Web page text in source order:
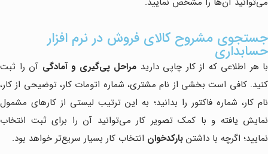
جستجوی مشروح کالای فروش در نرم افزار
حسابداری
با هر اطلاعی که از کار چاپی دارید مراحل پی‌گیری و آمادگی آن‌ را ثبت
کنید. کافی است بخشی از نام مشتری، شماره اتومات کار، توضیحی از کار،
نام کار، شماره فاکتور را بدانید؛ به این ترتیب لیستی از کارهای مشمول
نمایش یافته و با کمک تصویر کار می‌توانید آن را برای ثبت انتخاب
نمایید؛ اگرچه با داشتن بارکدخوان انتخاب کار بسیار سریع‌تر خواهد بود.